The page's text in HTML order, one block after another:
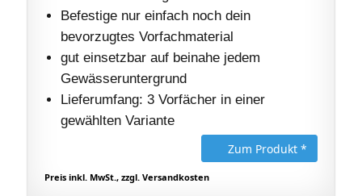
Befestige nur einfach noch dein
bevorzugtes Vorfachmaterial
gut einsetzbar auf beinahe jedem
Gewässeruntergrund
Lieferumfang: 3 Vorfächer in einer
gewählten Variante
Zum Produkt *
Preis inkl. MwSt., zzgl. Versandkosten